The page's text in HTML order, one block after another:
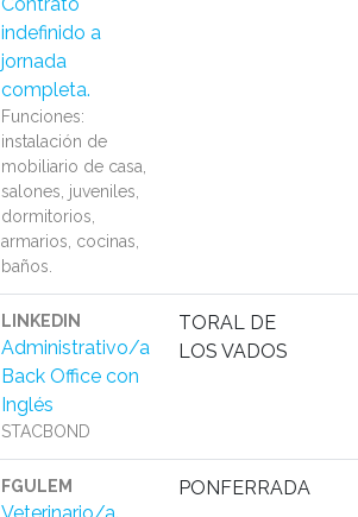
Contrato
indefinido a
jornada
completa.
Funciones:
instalación de
mobiliario de casa,
salones, juveniles,
dormitorios,
armarios, cocinas,
baños.
LINKEDIN
Administrativo/a
Back Office con
Inglés
STACBOND
TORAL DE
LOS VADOS
FGULEM PONFERRADA